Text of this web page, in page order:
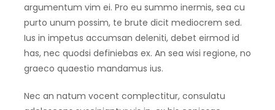
argumentum vim ei. Pro eu summo inermis, sea cu
purto unum possim, te brute dicit mediocrem sed.
Ius in impetus accumsan deleniti, debet eirmod id
has, nec quodsi definiebas ex. An sea wisi regione, no
graeco quaestio mandamus ius.
Nec an natum vocent complectitur, consulatu